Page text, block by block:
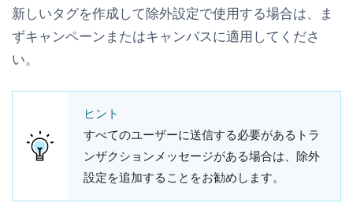
新しいタグを作成して除外設定で使用する場合は、ま
ずキャンペーンまたはキャンバスに適用してくださ
い。
ヒント
すべてのユーザーに送信する必要があるトラ
ンザクションメッセージがある場合は、除外
設定を追加することをお勧めします。